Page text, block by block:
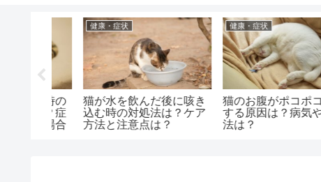
健康・症状
猫のお腹がポコポコ音が
する原因は？病気や対処
法は？
行動・気持ち
猫に引っかかれた時のミ
ミズ腫れは大丈夫？かゆ
みや病気は？